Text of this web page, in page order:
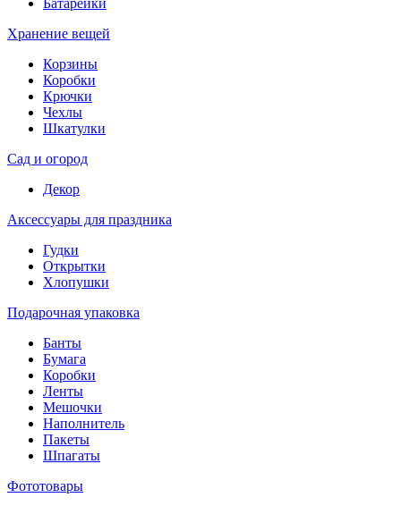
Батарейки
Хранение вещей
Корзины
Коробки
Крючки
Чехлы
Шкатулки
Сад и огород
Декор
Аксессуары для праздника
Гудки
Открытки
Хлопушки
Подарочная упаковка
Банты
Бумага
Коробки
Ленты
Мешочки
Наполнитель
Пакеты
Шпагаты
Фототовары